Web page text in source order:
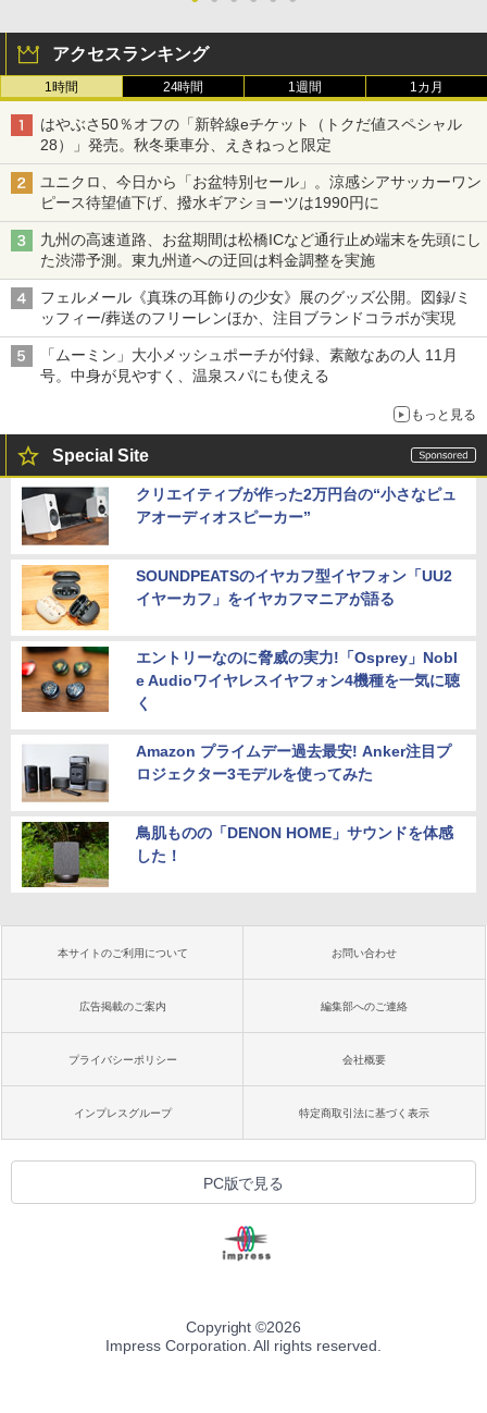
アクセスランキング
1時間 24時間 1週間 1カ月
はやぶさ50％オフの「新幹線eチケット（トクだ値スペシャル
28）」発売。秋冬乗車分、えきねっと限定
ユニクロ、今日から「お盆特別セール」。涼感シアサッカーワン
ピース待望値下げ、撥水ギアショーツは1990円に
九州の高速道路、お盆期間は松橋ICなど通行止め端末を先頭にし
た渋滞予測。東九州道への迂回は料金調整を実施
フェルメール《真珠の耳飾りの少女》展のグッズ公開。図録/ミ
ッフィー/葬送のフリーレンほか、注目ブランドコラボが実現
「ムーミン」大小メッシュポーチが付録、素敵なあの人 11月
号。中身が見やすく、温泉スパにも使える
もっと見る
Special Site
クリエイティブが作った2万円台の“小さなピュ
アオーディオスピーカー”
SOUNDPEATSのイヤカフ型イヤフォン「UU2
イヤーカフ」をイヤカフマニアが語る
エントリーなのに脅威の実力!「Osprey」Nobl
e Audioワイヤレスイヤフォン4機種を一気に聴
く
Amazon プライムデー過去最安! Anker注目プ
ロジェクター3モデルを使ってみた
鳥肌ものの「DENON HOME」サウンドを体感
した！
本サイトのご利用について お問い合わせ
広告掲載のご案内 編集部へのご連絡
プライバシーポリシー 会社概要
インプレスグループ 特定商取引法に基づく表示
PC版で見る
Copyright ©2026
Impress Corporation. All rights reserved.